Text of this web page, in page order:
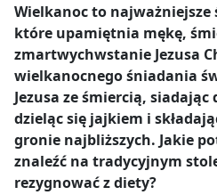
Wielkanoc to
które upamiętnia mękę,
zmartwychwstanie Jezusa
wielkanocnego śniadania
Jezusa ze śmiercią,
dzieląc się jajkiem i
gronie najbliższych. Jakie
znaleźć na tradycyjnym
rezygnować z diety?